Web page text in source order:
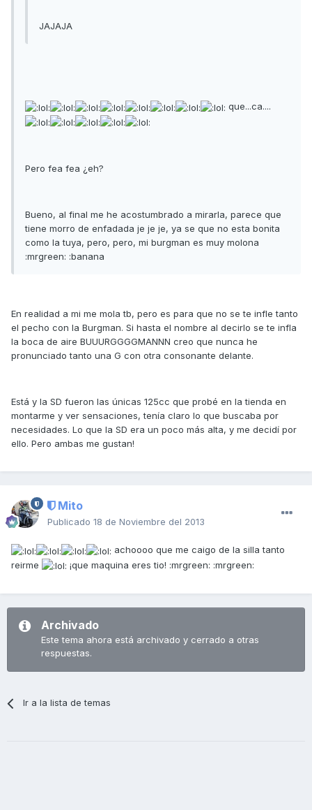
JAJAJA
que...ca....
Pero fea fea ¿eh?
Bueno, al final me he acostumbrado a mirarla, parece que
tiene morro de enfadada je je je, ya se que no esta bonita
como la tuya, pero, pero, mi burgman es muy molona
:mrgreen: :banana
En realidad a mi me mola tb, pero es para que no se te infle tanto
el pecho con la Burgman. Si hasta el nombre al decirlo se te infla
la boca de aire BUUURGGGGMANNN creo que nunca he
pronunciado tanto una G con otra consonante delante.
Está y la SD fueron las únicas 125cc que probé en la tienda en
montarme y ver sensaciones, tenía claro lo que buscaba por
necesidades. Lo que la SD era un poco más alta, y me decidí por
ello. Pero ambas me gustan!
Mito
Publicado 18 de Noviembre del 2013
achoooo que me caigo de la silla tanto
reirme
¡que maquina eres tio! :mrgreen: :mrgreen:
Archivado
Este tema ahora está archivado y cerrado a otras
respuestas.
Ir a la lista de temas